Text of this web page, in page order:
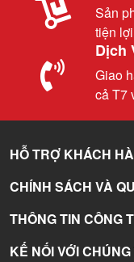
Sản
tiện lợi
Dịch
Giao
cả T7
HỖ TRỢ KHÁCH
CHÍNH SÁCH VÀ
THÔNG TIN CÔNG
KẾ NỐI VỚI CHÚNG